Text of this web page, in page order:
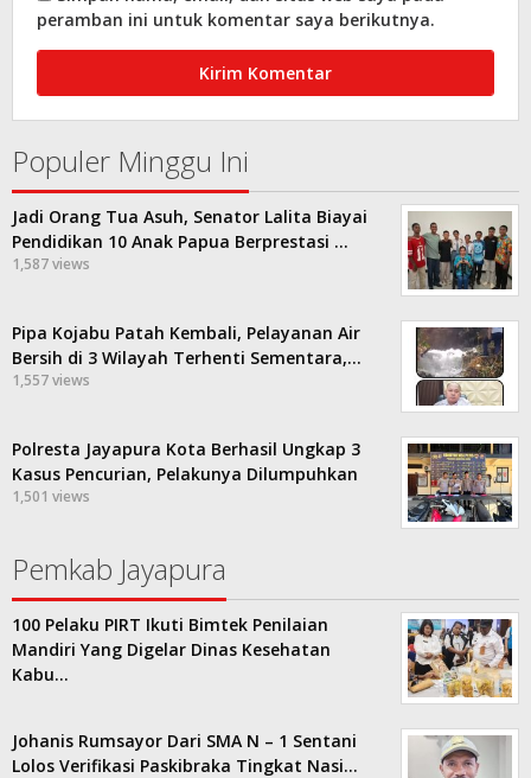
peramban ini untuk komentar saya berikutnya.
Populer Minggu Ini
Jadi Orang Tua Asuh, Senator Lalita Biayai
Pendidikan 10 Anak Papua Berprestasi …
1,587 views
Pipa Kojabu Patah Kembali, Pelayanan Air
Bersih di 3 Wilayah Terhenti Sementara,…
1,557 views
Polresta Jayapura Kota Berhasil Ungkap 3
Kasus Pencurian, Pelakunya Dilumpuhkan
1,501 views
Pemkab Jayapura
100 Pelaku PIRT Ikuti Bimtek Penilaian
Mandiri Yang Digelar Dinas Kesehatan
Kabu…
Johanis Rumsayor Dari SMA N – 1 Sentani
Lolos Verifikasi Paskibraka Tingkat Nasi…